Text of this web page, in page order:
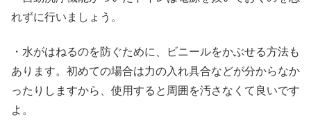
れずに行いましょう。
・水がはねるのを防ぐために、ビニールをかぶせる方法も
あります。初めての場合は力の入れ具合などが分からなか
ったりしますから、使用すると周囲を汚さなくて良いです
よ。